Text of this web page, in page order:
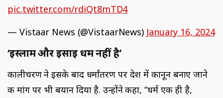
pic.twitter.com/rdiQt8mTD4
— Vistaar News (@VistaarNews) January 16, 2024
‘इस्लाम और ईसाई धर्म नहीं है’
कालीचरण ने इसके बाद धर्मांतरण पर देश में कानून बनाए जाने
की मांग पर भी बयान दिया है. उन्होंने कहा, “धर्म एक ही है,